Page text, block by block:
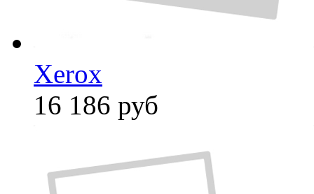
Xerox
16 186 руб